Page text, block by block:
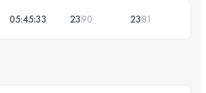
05:45:33 2390 2381